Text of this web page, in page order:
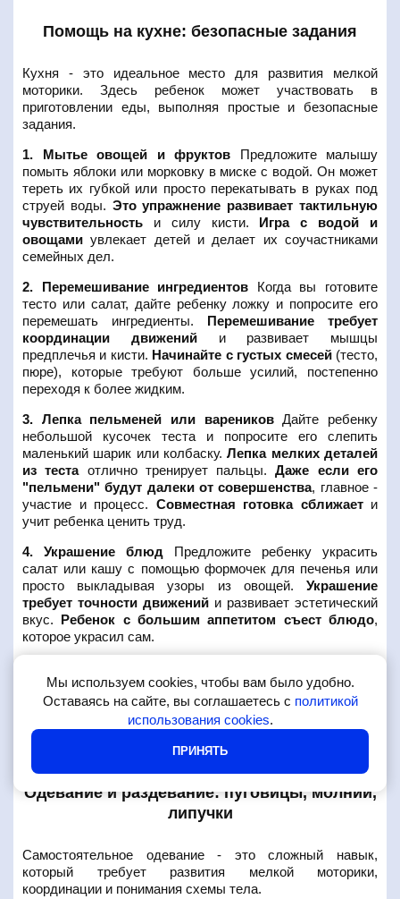
Помощь на кухне: безопасные задания
Кухня - это идеальное место для развития мелкой
моторики. Здесь ребенок может участвовать в
приготовлении еды, выполняя простые и безопасные
задания.
1. Мытье овощей и фруктов Предложите малышу
помыть яблоки или морковку в миске с водой. Он может
тереть их губкой или просто перекатывать в руках под
струей воды. Это упражнение развивает тактильную
чувствительность и силу кисти. Игра с водой и
овощами увлекает детей и делает их соучастниками
семейных дел.
2. Перемешивание ингредиентов Когда вы готовите
тесто или салат, дайте ребенку ложку и попросите его
перемешать ингредиенты. Перемешивание требует
координации движенийи развивает мышцы
предплечья и кисти. Начинайте с густых смесей(тесто,
пюре), которые требуют больше усилий, постепенно
переходя к более жидким.
3. Лепка пельменей или варениковДайте ребенку
небольшой кусочек теста и попросите его слепить
маленький шарик или колбаску.Лепка мелких деталей
из тестаотлично тренирует пальцы.Даже если его
"пельмени" будут далеки от совершенства, главное -
участие и процесс. Совместная готовка сближаети
учит ребенка ценить труд.
4. Украшение блюд Предложите ребенку украсить
салат или кашу с помощью формочек для печенья или
просто выкладывая узоры из овощей. Украшение
требует точности движений и развивает эстетический
вкус. Ребенок с большим аппетитом съест блюдо,
которое украсил сам.
помочь накрыть на стол: разложить ложки, вилки,
салфетки.Раскладывание предметов по местам
развивает пространственное мышление и координацию.
Это упражнение также учит порядку
и
Одевание и раздевание: пуговицы, молнии,
липучки
Самостоятельное одевание - это сложный навык,
который требует развития мелкой моторики,
координации и понимания схемы тела.
Мы используем cookies, чтобы вам было удобно.
Оставаясь на сайте, вы соглашаетесь с политикой
использования cookies.
ПРИНЯТЬ